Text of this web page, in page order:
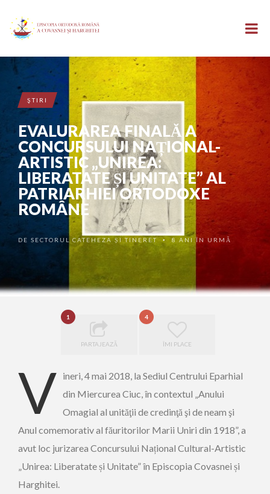
ŞTIRI
EVALURAREA FINALĂ A
CONCURSULUI NAȚIONAL-
ARTISTIC „UNIREA:
LIBERATATE ȘI UNITATE” AL
PATRIARHIEI ORTODOXE
ROMÂNE
DE SECTORUL CATEHEZA ȘI TINERET • 8 ANI ÎN URMĂ
1
PARTAJEAZĂ
4
ÎMI PLACE
V ineri, 4 mai 2018, la Sediul Centrului Eparhial
din Miercurea Ciuc, în contextul „Anului
Omagial al unităţii de credinţă şi de neam şi
Anul comemorativ al făuritorilor Marii Uniri din 1918”, a
avut loc jurizarea Concursului Național Cultural-Artistic
„Unirea: Liberatate și Unitate” în Episcopia Covasnei și
Harghitei.